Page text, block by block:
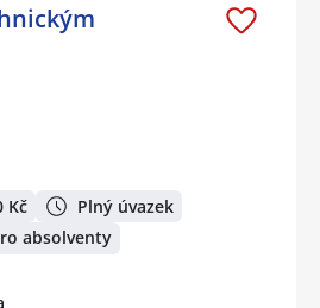
Kč
Plný úvazek
absolventy